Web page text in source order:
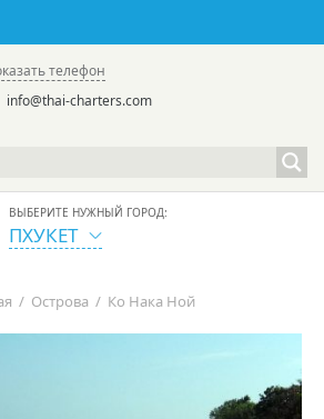
(rus/eng) | в России:
телефон
info@thai-charters.com
ВЫБЕРИТЕ НУЖНЫЙ ГОРОД:
ПХУКЕТ
/ Острова / Ко Нака Ной